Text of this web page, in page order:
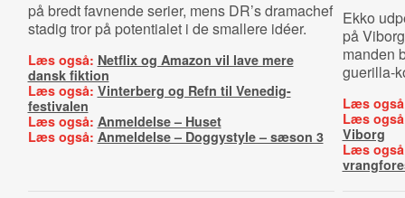
på bredt favnende serier, mens DR’s dramachef
stadig tror på potentialet i de smallere idéer.
Læs også: Netflix og Amazon vil lave mere
dansk fiktion
Læs også: Vinterberg og Refn til Venedig-
festivalen
Læs også: Anmeldelse – Huset
Læs også: Anmeldelse – Doggystyle – sæson 3
Ekko
på
manden
guerilla-
Læs
Læs
Viborg
Læs